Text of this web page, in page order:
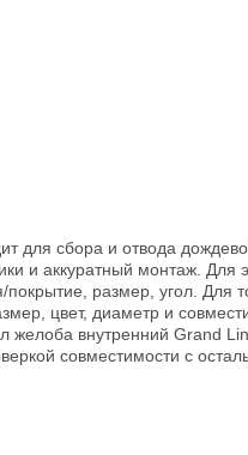
для сбора и отвода
и аккуратный монтаж. Для
покрытие, размер, угол. Для
цвет, диаметр и
желоба внутренний Grand
совместимости с